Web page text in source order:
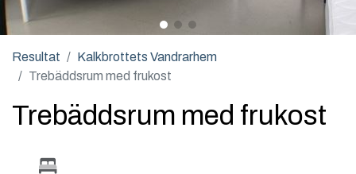
Resultat
Kalkbrottets Vandrarhem
Trebäddsrum med frukost
Trebäddsrum med frukost